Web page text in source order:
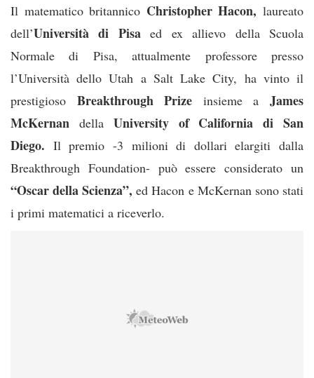
Il matematico britannico Christopher Hacon, laureato
dell’Università di Pisaed ex allievo della Scuola
Normale di Pisa, attualmente professore presso
l’Università dello Utah a Salt Lake City, ha vinto il
prestigioso Breakthrough Prize insieme a James
McKernan della University of California di San
Diego. Il premio -3 milioni di dollari elargiti dalla
Breakthrough Foundation- può essere considerato un
“Oscar della Scienza”, ed Hacon e McKernan sono stati
i primi matematici a riceverlo.